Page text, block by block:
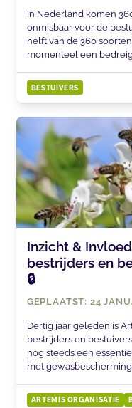
In Nederland komen
onmisbaar voor de
helft van de 360
momenteel een
BESTUIVERS
Inzicht &
bestrijders en
🔒
GEPLAATST: 24
Dertig jaar geleden is
bestrijders en
nog steeds een
met
ARTEMIS ORGANISATIE